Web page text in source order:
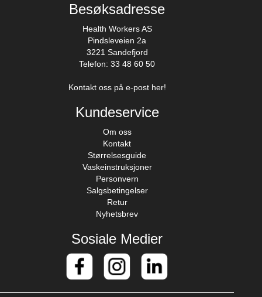
Besøksadresse
Health Workers AS
Pindsleveien 2a
3221 Sandefjord
Telefon: 33 48 60 50
Kontakt oss på e-post her!
Kundeservice
Om oss
Kontakt
Størrelsesguide
Vaskeinstruksjoner
Personvern
Salgsbetingelser
Retur
Nyhetsbrev
Sosiale Medier